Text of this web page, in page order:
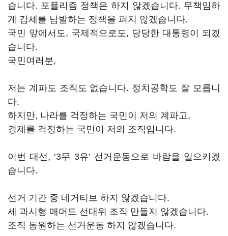
습니다. 포퓰리즘 정책은 하지 않겠습니다. 무책임하
게 감세를 남발하는 정책을 펴지 않겠습니다.
국민 앞에서도, 국제적으로도, 당당한 대통령이 되겠
습니다.
국민여러분,
저는 계파도 조직도 없습니다. 정치공학도 잘 모릅니
다.
하지만, 나라를 걱정하는 국민이 저의 계파고,
경제를 걱정하는 국민이 저의 조직입니다.
이번 대선, ‘3무 3유’ 선거운동으로 바람을 일으키겠
습니다.
선거 기간 중 네거티브 하지 않겠습니다.
세 과시형 매머드 선대위 조직 만들지 않겠습니다.
조직 동원하는 선거운동 하지 않겠습니다.